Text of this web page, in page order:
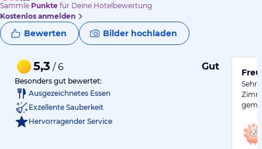
Sammle Punkte für Deine Hotelbewertung.
Kostenlos anmelden
Bewerten Bilder hochladen
5,3 / 6 Gut
Besonders gut bewertet:
Ausgezeichnetes Essen
Exzellente Sauberkeit
Hervorragender Service
Sehr